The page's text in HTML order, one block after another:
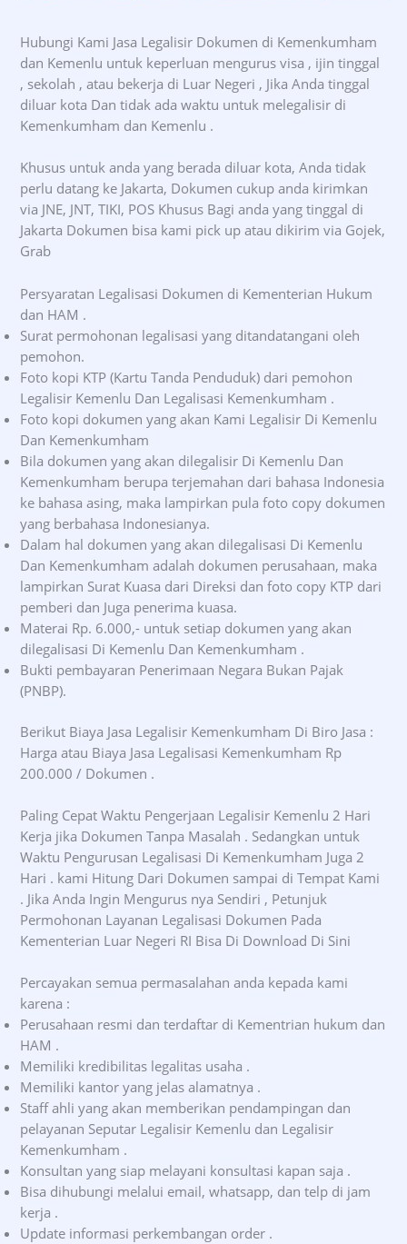
Hubungi Kami Jasa Legalisir Dokumen di Kemenkumham
dan Kemenlu untuk keperluan mengurus visa , ijin tinggal
, sekolah , atau bekerja di Luar Negeri , Jika Anda tinggal
diluar kota Dan tidak ada waktu untuk melegalisir di
Kemenkumham dan Kemenlu .
Khusus untuk anda yang berada diluar kota, Anda tidak
perlu datang ke Jakarta, Dokumen cukup anda kirimkan
via JNE, JNT, TIKI, POS Khusus Bagi anda yang tinggal di
Jakarta Dokumen bisa kami pick up atau dikirim via Gojek,
Grab
Persyaratan Legalisasi Dokumen di Kementerian Hukum
dan HAM .
Surat permohonan legalisasi yang ditandatangani oleh
pemohon.
Foto kopi KTP (Kartu Tanda Penduduk) dari pemohon
Legalisir Kemenlu Dan Legalisasi Kemenkumham .
Foto kopi dokumen yang akan Kami Legalisir Di Kemenlu
Dan Kemenkumham
Bila dokumen yang akan dilegalisir Di Kemenlu Dan
Kemenkumham berupa terjemahan dari bahasa Indonesia
ke bahasa asing, maka lampirkan pula foto copy dokumen
yang berbahasa Indonesianya.
Dalam hal dokumen yang akan dilegalisasi Di Kemenlu
Dan Kemenkumham adalah dokumen perusahaan, maka
lampirkan Surat Kuasa dari Direksi dan foto copy KTP dari
pemberi dan Juga penerima kuasa.
Materai Rp. 6.000,- untuk setiap dokumen yang akan
dilegalisasi Di Kemenlu Dan Kemenkumham .
Bukti pembayaran Penerimaan Negara Bukan Pajak
(PNBP).
Berikut Biaya Jasa Legalisir Kemenkumham Di Biro Jasa :
Harga atau Biaya Jasa Legalisasi Kemenkumham Rp
200.000 / Dokumen .
Paling Cepat Waktu Pengerjaan Legalisir Kemenlu 2 Hari
Kerja jika Dokumen Tanpa Masalah . Sedangkan untuk
Waktu Pengurusan Legalisasi Di Kemenkumham Juga 2
Hari . kami Hitung Dari Dokumen sampai di Tempat Kami
. Jika Anda Ingin Mengurus nya Sendiri , Petunjuk
Permohonan Layanan Legalisasi Dokumen Pada
Kementerian Luar Negeri RI Bisa Di Download Di Sini
Percayakan semua permasalahan anda kepada kami
karena :
Perusahaan resmi dan terdaftar di Kementrian hukum dan
HAM .
Memiliki kredibilitas legalitas usaha .
Memiliki kantor yang jelas alamatnya .
Staff ahli yang akan memberikan pendampingan dan
pelayanan Seputar Legalisir Kemenlu dan Legalisir
Kemenkumham .
Konsultan yang siap melayani konsultasi kapan saja .
Bisa dihubungi melalui email, whatsapp, dan telp di jam
kerja .
Update informasi perkembangan order .